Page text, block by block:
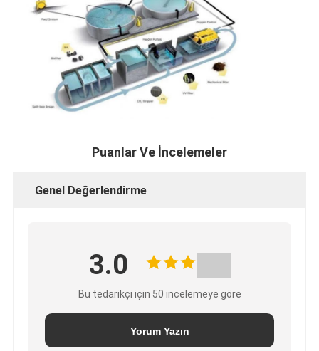
Puanlar Ve İncelemeler
Genel Değerlendirme
3.0
Bu tedarikçi için 50 incelemeye göre
Yorum Yazın